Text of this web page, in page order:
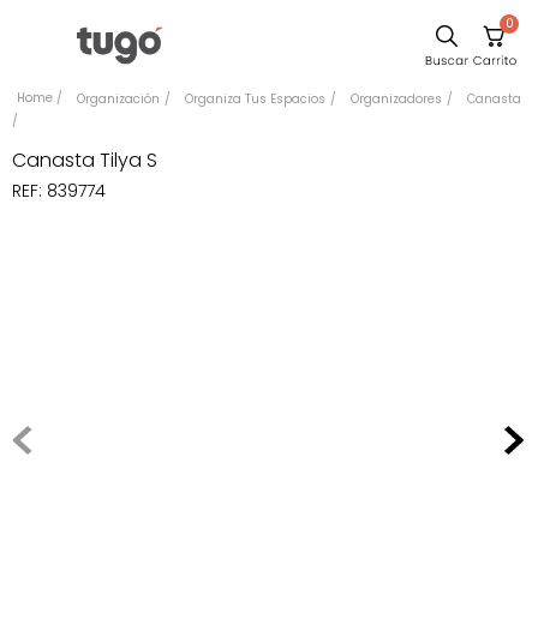
0
Organización Organiza Tus Espacios Organizadores Canasta
Canasta Tilya S
REF: 839774
Sillas